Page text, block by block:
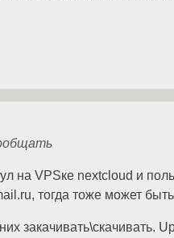
на VPSке nextcloud и
тогда тоже может
закачивать\скачивать.